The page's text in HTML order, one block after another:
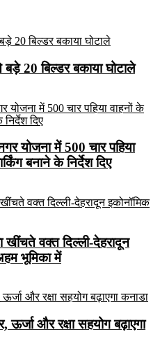
20 बिल्डर बकाया घोटाले
योजना में 500 चार पहिया
बनाने के निर्देश दिए
वक्त दिल्ली-देहरादून
भूमिका में
ऊर्जा और रक्षा सहयोग बढ़ाएगा